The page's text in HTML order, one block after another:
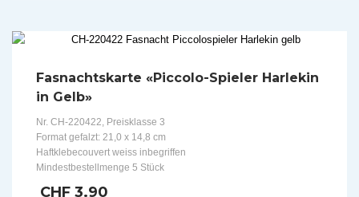
Fasnachtskarte «Piccolo-Spieler Harlekin
in Gelb»
Nr. CH-220422, Preisklasse 3
Format gefalzt: 21,0 x 14,8 cm
Haftklebecouvert weiss inbegriffen
Mindestbestellmenge 5 Stück
CHF 3.90